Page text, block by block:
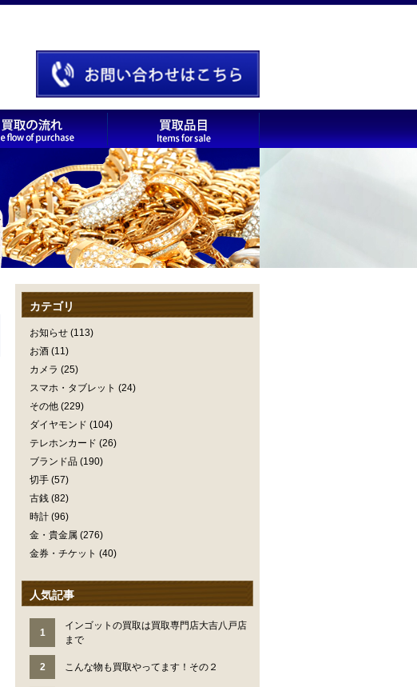
カテゴリ
お知らせ (113)
お酒 (11)
カメラ (25)
スマホ・タブレット (24)
その他 (229)
ダイヤモンド (104)
テレホンカード (26)
ブランド品 (190)
切手 (57)
古銭 (82)
時計 (96)
金・貴金属 (276)
金券・チケット (40)
人気記事
1
インゴットの買取は買取専門店大吉八戸店
まで
2 こんな物も買取やってます！その２